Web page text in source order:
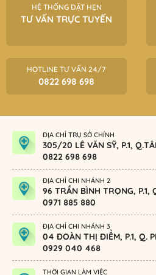
HỆ THỐNG ĐẶT HẸN
TƯ VẤN TRỰC TUYẾN
HOTLINE TƯ VẤN 24/7
0822 698 698
ĐỊA CHỈ TRỤ SỞ CHÍNH
305/20 LÊ VĂN SỸ, P.1,
0822 698 698
ĐỊA CHỈ CHI NHÁNH 2
96 TRẦN BÌNH TRỌNG, P.1,
0971 885 880
ĐỊA CHỈ CHI NHÁNH 3
04 ĐOÀN THỊ ĐIỂM, P.1, Q.
0929 040 468
THỜI GIAN LÀM VIỆC